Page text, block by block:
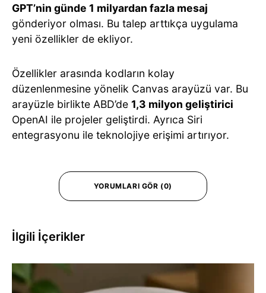
GPT’nin günde 1 milyardan fazla mesaj
gönderiyor olması. Bu talep arttıkça uygulama
yeni özellikler de ekliyor.
Özellikler arasında kodların kolay
düzenlenmesine yönelik Canvas arayüzü var. Bu
arayüzle birlikte ABD’de 1,3 milyon geliştirici
OpenAI ile projeler geliştirdi. Ayrıca Siri
entegrasyonu ile teknolojiye erişimi artırıyor.
YORUMLARI GÖR (0)
İlgili İçerikler